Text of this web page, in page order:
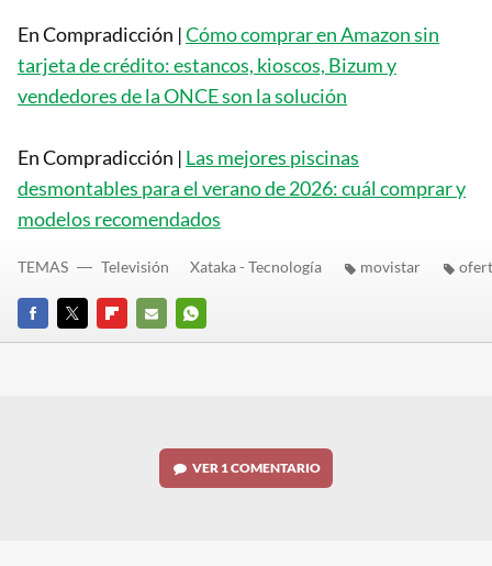
En Compradicción |Cómo comprar en Amazon sin
tarjeta de crédito: estancos, kioscos, Bizum y
vendedores de la ONCE son la solución
En Compradicción | Las mejores piscinas
desmontables para el verano de 2026: cuál comprar y
modelos recomendados
FACEBOOK
TWITTERFLIPBOARD
E-
WHATSAPP
TEMAS Televisión Xataka - Tecnología movistar
VER 1 COMENTARIO